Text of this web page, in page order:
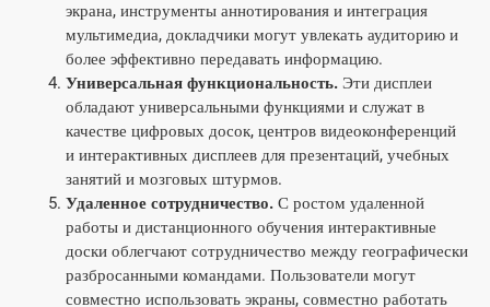
экрана, инструменты аннотирования и интеграция
мультимедиа, докладчики могут увлекать аудиторию и
более эффективно передавать информацию.
Универсальная функциональность. Эти дисплеи
обладают универсальными функциями и служат в
качестве цифровых досок, центров видеоконференций
и интерактивных дисплеев для презентаций, учебных
занятий и мозговых штурмов.
Удаленное сотрудничество. С ростом удаленной
работы и дистанционного обучения интерактивные
доски облегчают сотрудничество между географически
разбросанными командами. Пользователи могут
совместно использовать экраны, совместно работать